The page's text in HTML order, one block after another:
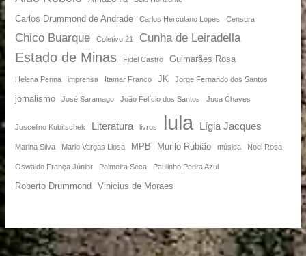
Carlos Drummond de Andrade Carlos Herculano Lopes Censura
Chico Buarque Coletivo 21 Cunha de Leiradella
Estado de Minas Fidel Castro Guimarães Rosa
Helena Penna imprensa Itamar Franco JK Jorge Fernando dos Santos
jornalismo José Saramago João Felício dos Santos Juca Chaves
Juscelino Kubitschek Literatura livros lula Lígia Jacques
Marina Silva Mario Vargas Llosa MPB Murilo Rubião música Noel Rosa
Oswaldo França Júnior Palmeira Seca Paulinho Pedra Azul
Roberto Drummond Vinicius de Moraes